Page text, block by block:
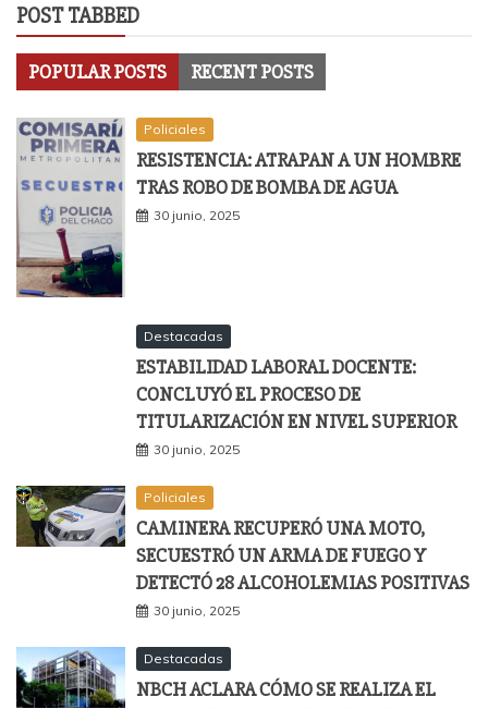
POST TABBED
POPULAR POSTS RECENT POSTS
Policiales
RESISTENCIA: ATRAPAN A UN HOMBRE
TRAS ROBO DE BOMBA DE AGUA
30 junio, 2025
Destacadas
ESTABILIDAD LABORAL DOCENTE:
CONCLUYÓ EL PROCESO DE
TITULARIZACIÓN EN NIVEL SUPERIOR
30 junio, 2025
Policiales
CAMINERA RECUPERÓ UNA MOTO,
SECUESTRÓ UN ARMA DE FUEGO Y
DETECTÓ 28 ALCOHOLEMIAS POSITIVAS
30 junio, 2025
Destacadas
NBCH ACLARA CÓMO SE REALIZA EL